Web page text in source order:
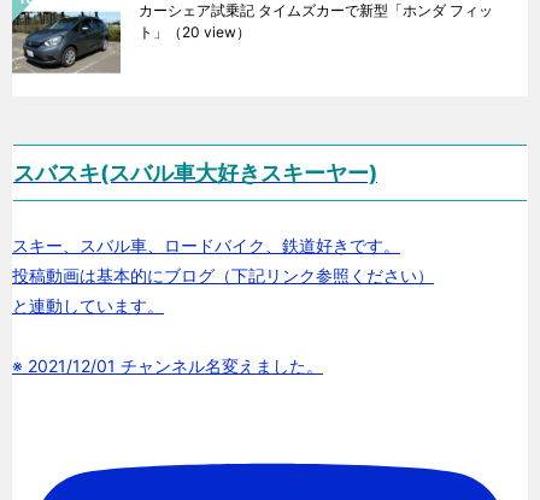
カーシェア試乗記 タイムズカーで新型「ホンダ フィッ
ト」
（20 view）
スバスキ(スバル車大好きスキーヤー)
スキー、スバル車、ロードバイク、鉄道好きです。
投稿動画は基本的にブログ（下記リンク参照ください）
と連動しています。
※ 2021/12/01 チャンネル名変えました。